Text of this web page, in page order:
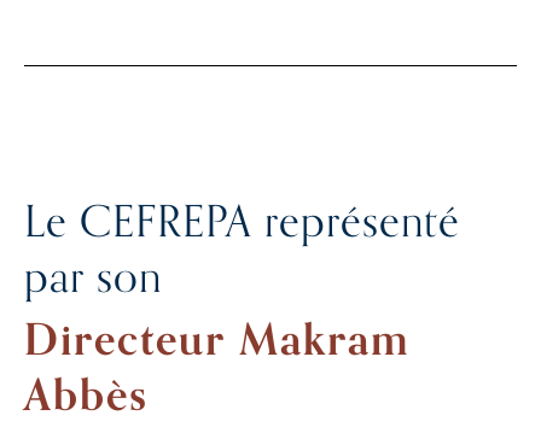
Le CEFREPA représenté
par son
Directeur Makram
Abbès